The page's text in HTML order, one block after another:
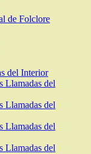
de Folclore
del Interior
Llamadas del
Llamadas del
Llamadas del
Llamadas del